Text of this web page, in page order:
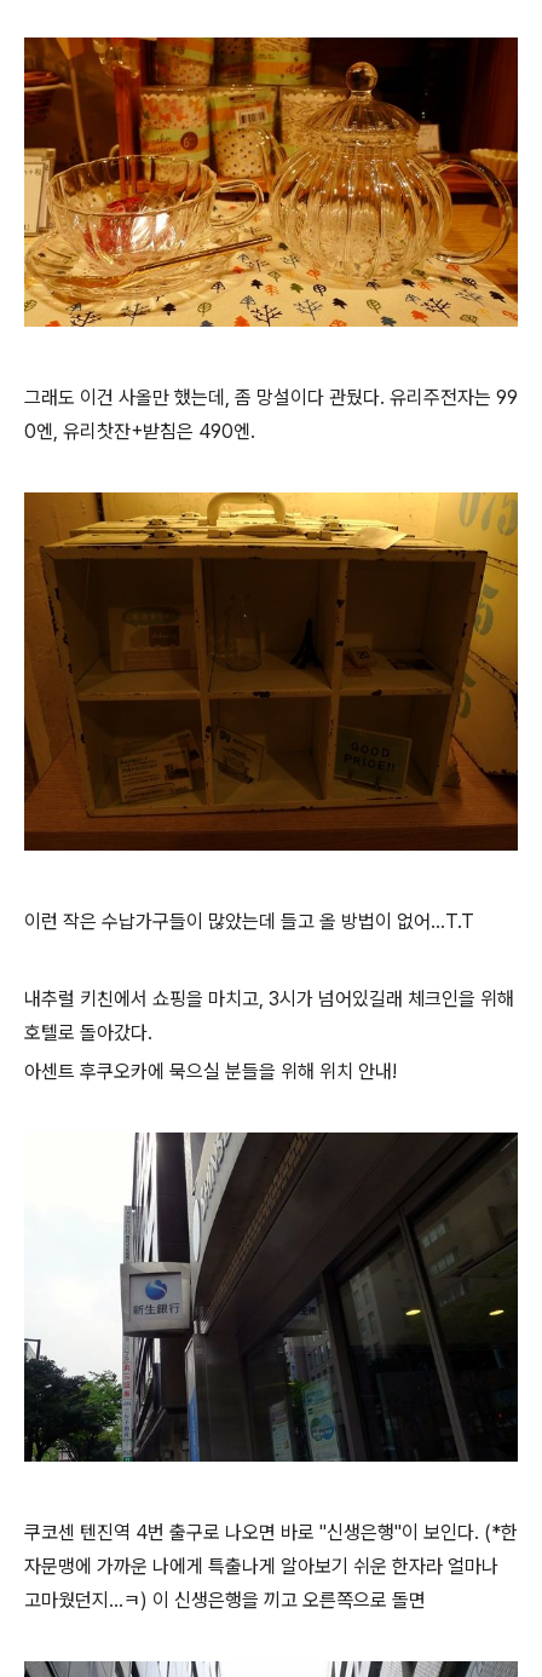
그래도 이건 사올만 했는데, 좀 망설이다 관뒀다. 유리주전자는 99
0엔, 유리찻잔+받침은 490엔.
이런 작은 수납가구들이 많았는데 들고 올 방법이 없어...T.T
내추럴 키친에서 쇼핑을 마치고, 3시가 넘어있길래 체크인을 위해
호텔로 돌아갔다.
아센트 후쿠오카에 묵으실 분들을 위해 위치 안내!
쿠코센 텐진역 4번 출구로 나오면 바로 "신생은행"이 보인다. (*한
자문맹에 가까운 나에게 특출나게 알아보기 쉬운 한자라 얼마나
고마웠던지...ㅋ) 이 신생은행을 끼고 오른쪽으로 돌면